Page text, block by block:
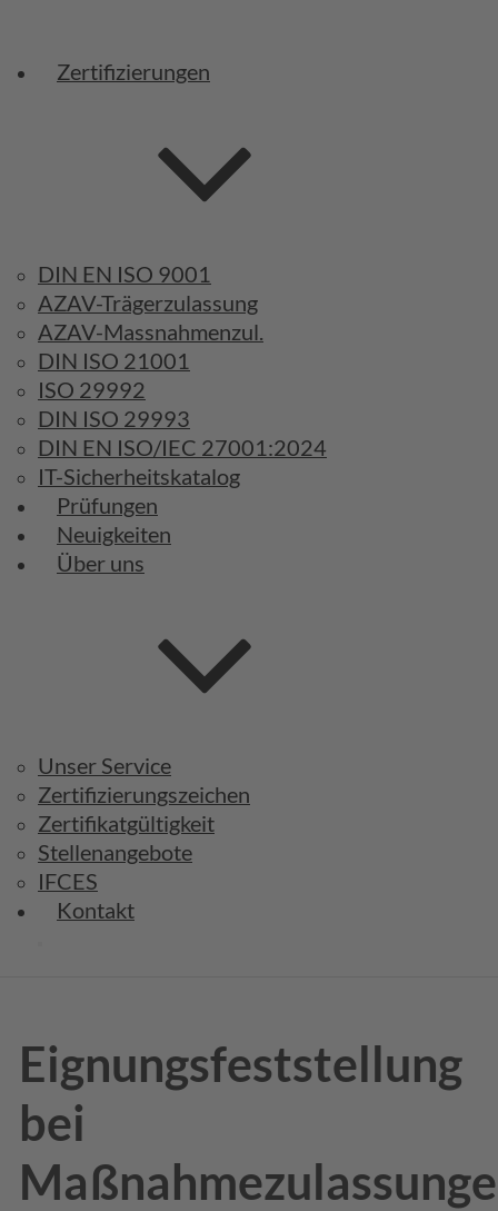
Zertifizierungen
DIN EN ISO 9001
AZAV-Trägerzulassung
AZAV-Massnahmenzul.
DIN ISO 21001
ISO 29992
DIN ISO 29993
DIN EN ISO/IEC 27001:2024
IT-Sicherheitskatalog
Prüfungen
Neuigkeiten
Über uns
Unser Service
Zertifizierungszeichen
Zertifikatgültigkeit
Stellenangebote
IFCES
Kontakt
Eignungsfeststellung
bei